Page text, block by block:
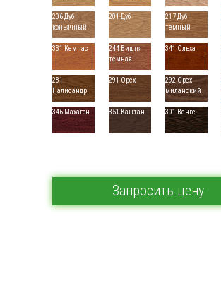
206 Дуб
коньячный
201 Дуб
217 Дуб
темный
331 Кемпас
244 Вишня
темная
341 Ольха
281
Палисандр
291 Орех
292 Орех
миланский
346 Махагон 351 Каштан 301 Венге
Запросить цену